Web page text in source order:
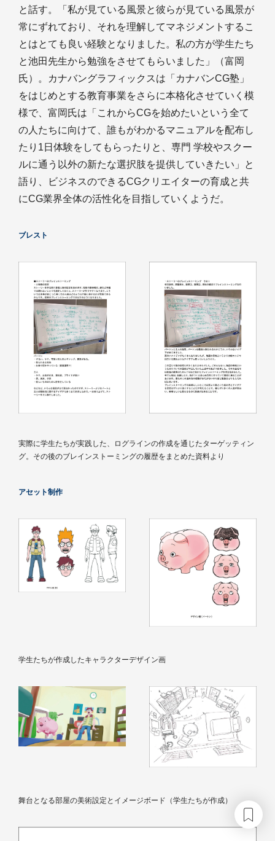
と話す。「私が見ている風景と彼らが見ている風景が
常にずれており、それを理解してマネジメントするこ
とはとても良い経験となりました。私の方が学生たち
と池田先生から勉強をさせてもらいました」（富岡
氏）。カナバングラフィックスは「カナバンCG塾」
をはじめとする教育事業をさらに本格化させていく模
様で、富岡氏は「これからCGを始めたいという全て
の人たちに向けて、誰もがわかるマニュアルを配布し
たり1日体験をしてもらったりと、専門 学校やスクー
ルに通う以外の新たな選択肢を提供していきたい」と
語り、ビジネスのできるCGクリエイターの育成と共
にCG業界全体の活性化を目指していくようだ。
ブレスト
実際に学生たちが実践した、ログラインの作成を通じたターゲッティン
グ。その後のブレインストーミングの履歴をまとめた資料より
アセット制作
学生たちが作成したキャラクターデザイン画
舞台となる部屋の美術設定とイメージボード（学生たちが作成）